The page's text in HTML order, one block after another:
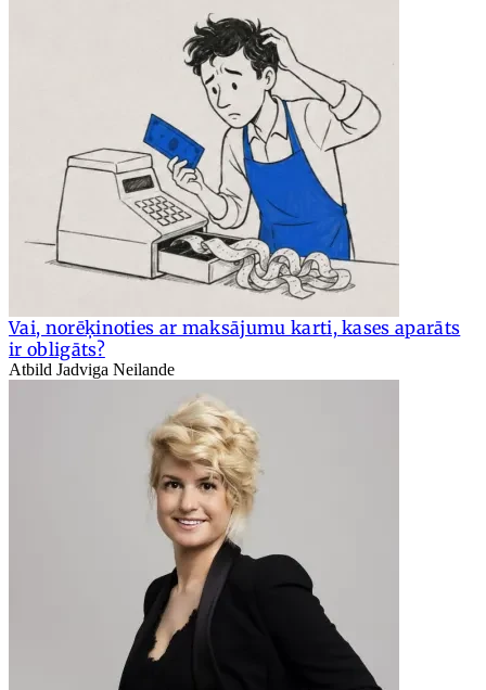
Vai, norēķinoties ar maksājumu karti, kases aparāts
ir obligāts?
Atbild Jadviga Neilande